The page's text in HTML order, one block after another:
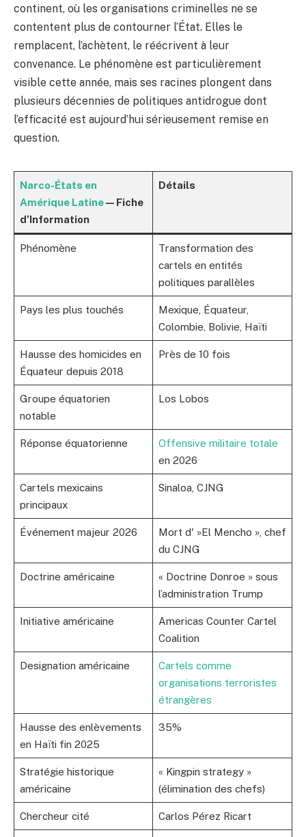
continent, où les organisations criminelles ne se
contentent plus de contourner l’État. Elles le
remplacent, l’achètent, le réécrivent à leur
convenance. Le phénomène est particulièrement
visible cette année, mais ses racines plongent dans
plusieurs décennies de politiques antidrogue dont
l’efficacité est aujourd’hui sérieusement remise en
question.
Narco-États en
Amérique Latine— Fiche
d’Information
Détails
Phénomène
Transformation des
cartels en entités
politiques parallèles
Pays les plus touchés
Mexique, Équateur,
Colombie, Bolivie, Haïti
Hausse des homicides en
Équateur depuis 2018
Près de 10 fois
Groupe équatorien
notable
Los Lobos
Réponse équatorienne
Offensive militaire totale
en 2026
Cartels mexicains
principaux
Sinaloa, CJNG
Événement majeur 2026
Mort d' »El Mencho », chef
du CJNG
Doctrine américaine
« Doctrine Donroe » sous
l’administration Trump
Initiative américaine
Americas Counter Cartel
Coalition
Designation américaine
Cartels comme
organisations terroristes
étrangères
Hausse des enlèvements
en Haïti fin 2025
35%
Stratégie historique
américaine
« Kingpin strategy »
(élimination des chefs)
Chercheur cité Carlos Pérez Ricart